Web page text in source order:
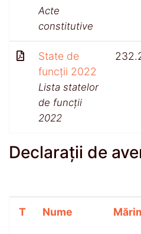
Acte
constitutive
State de
funcții 2022
Lista statelor
de funcții
2022
Declarații de
T Nume